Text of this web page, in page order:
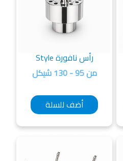
رأس نافورة Style
من 95 - 130 شيكل
أضف للسلة